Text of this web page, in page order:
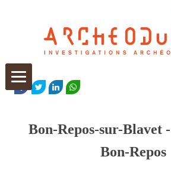
FACEBOOK
TWITTERLINKEDIN
Bon-Repos-sur-Blavet
Bon-Repos